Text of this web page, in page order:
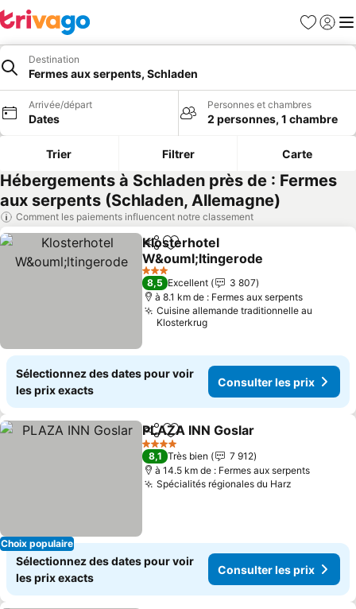
Favoris
Se
Destination
Fermes aux serpents, Schladen
Arrivée/départ
Dates
Personnes et chambres
2 personnes, 1 chambre
Trier Filtrer Carte
Hébergements à Schladen près de : Fermes
aux serpents (Schladen, Allemagne)
Comment les paiements influencent notre classement
PartagerAjouter à mes favoris
Klosterhotel
W&ouml;ltingerode
3 Étoiles
8,5 Excellent
3 807
à 8.1 km de : Fermes aux serpents
Cuisine allemande traditionnelle au
Klosterkrug
Sélectionnez des dates pour voir
les prix exacts
Consulter les prix
Choix populaire
PartagerAjouter à mes favoris
PLAZA INN Goslar
4 Étoiles
8,1 Très bien
7 912
à 14.5 km de : Fermes aux serpents
Spécialités régionales du Harz
Sélectionnez des dates pour voir
les prix exacts
Consulter les prix